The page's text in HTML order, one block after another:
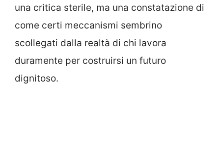
una critica sterile, ma una constatazione di
come certi meccanismi sembrino
scollegati dalla realtà di chi lavora
duramente per costruirsi un futuro
dignitoso.